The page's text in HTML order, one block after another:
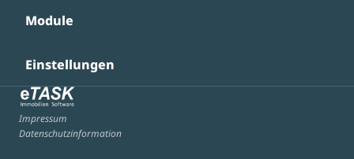
Module
Einstellungen
Impressum
Datenschutzinformation